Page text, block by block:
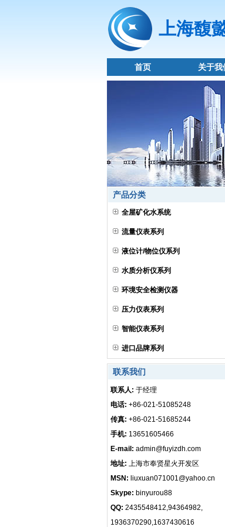
上海馥
首页 关于我
产品分类
全屋矿化水系统
流量仪表系列
液位计/物位仪系列
水质分析仪系列
环境安全检测仪器
压力仪表系列
智能仪表系列
进口品牌系列
联系我们
联系人: 于经理
电话: +86-021-51085248
传真: +86-021-51685244
手机: 13651605466
E-mail: admin@fuyizdh.com
地址: 上海市奉贤星火开发区
MSN: liuxuan071001@yahoo.cn
Skype: binyurou88
QQ: 2435548412,94364982,
1936370290,1637430616